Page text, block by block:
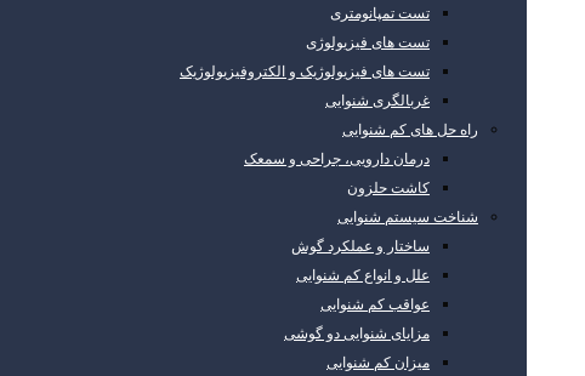
تست تمپانومتری
تست های فیزیولوژی
تست های فیزیولوژیک و الکتروفیزیولوژیک
غربالگری شنوایی
راه حل های کم شنوایی
درمان دارویی، جراحی و سمعک
کاشت حلزون
شناخت سیستم شنوایی
ساختار و عملکرد گوش
علل و انواع کم شنوایی
عواقب کم شنوایی
مزایای شنوایی دو گوشی
میزان کم شنوایی